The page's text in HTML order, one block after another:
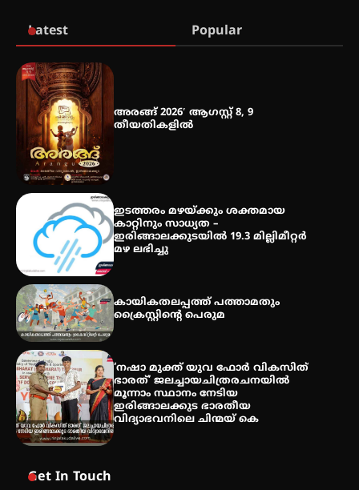
Latest Popular
അരങ്ങ് 2026′ ആഗസ്റ്റ് 8, 9
തീയതികളിൽ
ഇടത്തരം മഴയ്ക്കും ശക്തമായ
കാറ്റിനും സാധ്യത –
ഇരിങ്ങാലക്കുടയിൽ 19.3 മില്ലിമീറ്റർ
മഴ ലഭിച്ചു
കായികതലപ്പത്ത് പത്താമതും
ക്രൈസ്റ്റിന്റെ പെരുമ
‘നഷാ മുക്ത് യുവ ഫോർ വികസിത്
ഭാരത്’ ജലച്ചായചിത്രരചനയിൽ
മൂന്നാം സ്ഥാനം നേടിയ
ഇരിങ്ങാലക്കുട ഭാരതീയ
വിദ്യാഭവനിലെ ചിന്മയ് കെ
Get In Touch